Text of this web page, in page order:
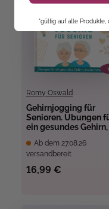
Romy Oswald
Gehirnjogging für
Senioren. Übungen
ein gesundes
Ab dem 27.08.26
versandbereit
16,99 €
*gültig auf alle